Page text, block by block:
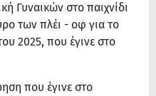
Γυναικών στο παιχνίδι
των πλέι - οφ για το
2025, που έγινε στο
που έγινε στο